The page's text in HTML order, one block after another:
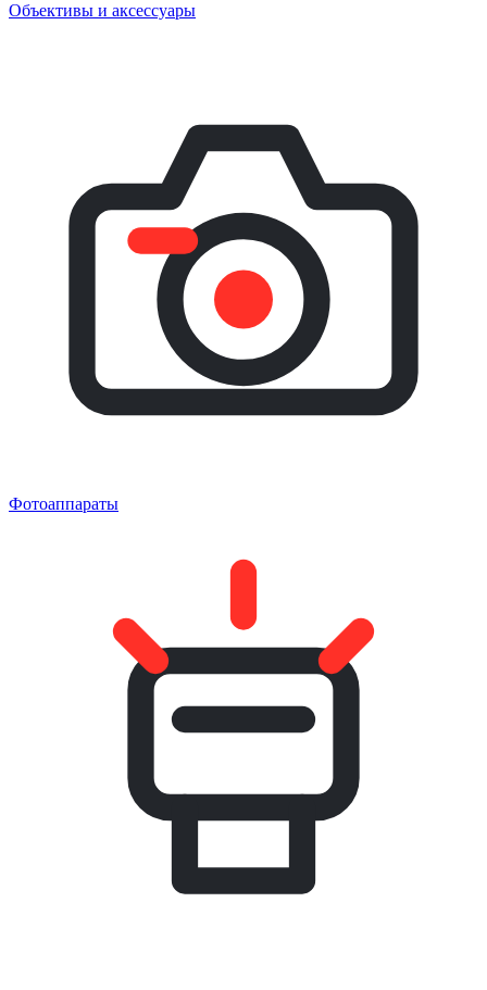
Объективы и аксессуары
Фотоаппараты